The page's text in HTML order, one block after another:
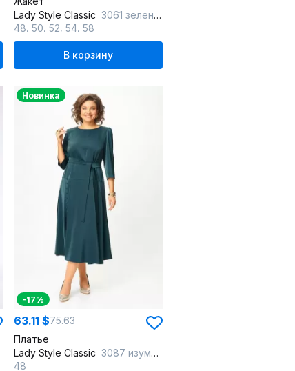
Lady Style Classic 3061 зеленый_с_черным
48 50 52 54 58
В корзину
Новинка
-17%
63.11 $75.63
Платье
Lady Style Classic 3087 изумрудный
48